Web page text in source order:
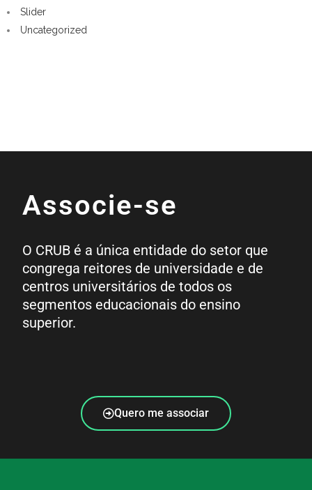
Slider
Uncategorized
Associe-se
O CRUB é a única entidade do setor que
congrega reitores de universidade e de
centros universitários de todos os
segmentos educacionais do ensino
superior.
Quero me associar